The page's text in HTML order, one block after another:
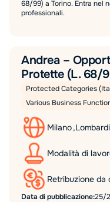
68/99) a Torino. Entra nel
professionali.
Andrea –
Protette (L. 68/
Protected Categories
Various Business
Milano,
Modalità di
Retribuzione da
Data di pubblicazione:25/